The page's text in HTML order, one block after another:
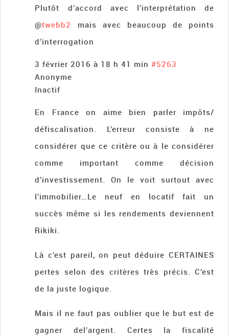
Plutôt d’accord avec l’interprétation de
@twebb2
mais avec beaucoup de points
d’interrogation
3 février 2016 à 18 h 41 min #5263
Anonyme
Inactif
En France on aime bien parler impôts/
défiscalisation. L’erreur consiste à ne
considérer que ce critère ou à le considérer
comme important comme décision
d’investissement. On le voit surtout avec
l’immobilier…Le neuf en locatif fait un
succès même si les rendements deviennent
Rikiki.
Là c’est pareil, on peut déduire CERTAINES
pertes selon des critères très précis. C’est
de la juste logique.
Mais il ne faut pas oublier que le but est de
gagner del’argent. Certes la fiscalité